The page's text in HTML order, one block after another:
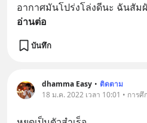
อากาศมันโปร่งโล่งดีนะ ฉันสัม
อ่านต่อ
บันทึก
dhamma Easy • ติดตาม
18 ม.ค. 2022 เวลา 10:01 • การศึ